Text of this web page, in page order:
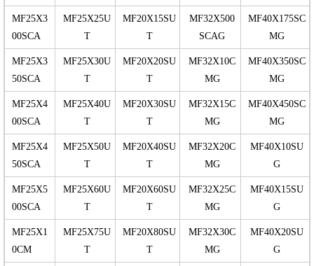
MF25X3
00SCA
MF25X25U
T
MF20X15SU
T
MF32X500
SCAG
MF40X175SC
MG
MF25X3
50SCA
MF25X30U
T
MF20X20SU
T
MF32X10C
MG
MF40X350SC
MG
MF25X4
00SCA
MF25X40U
T
MF20X30SU
T
MF32X15C
MG
MF40X450SC
MG
MF25X4
50SCA
MF25X50U
T
MF20X40SU
T
MF32X20C
MG
MF40X10SU
G
MF25X5
00SCA
MF25X60U
T
MF20X60SU
T
MF32X25C
MG
MF40X15SU
G
MF25X1
0CM
MF25X75U
T
MF20X80SU
T
MF32X30C
MG
MF40X20SU
G